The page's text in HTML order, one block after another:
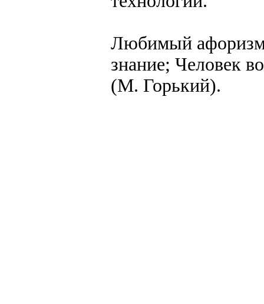
Любимый
знание; Человек
(М. Горький).